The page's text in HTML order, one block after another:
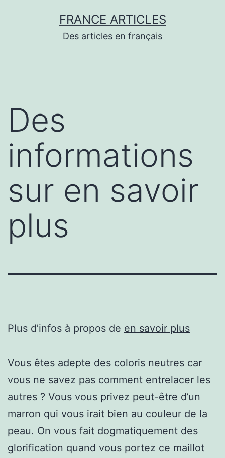
FRANCE ARTICLES
Des articles en français
Des
informations
sur en savoir
plus
Plus d’infos à propos de en savoir plus
Vous êtes adepte des coloris neutres car
vous ne savez pas comment entrelacer les
autres ? Vous vous privez peut-être d’un
marron qui vous irait bien au couleur de la
peau. On vous fait dogmatiquement des
glorification quand vous portez ce maillot